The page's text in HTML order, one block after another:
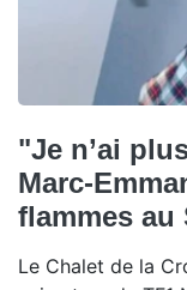
"Je n’ai
Marc-
flammes au
Le Chalet de la